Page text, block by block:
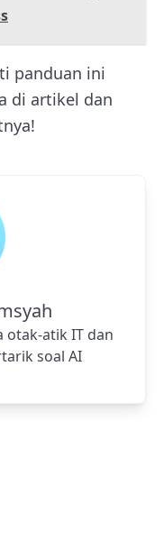
panduan ini
di artikel dan
otak-atik IT dan
soal AI